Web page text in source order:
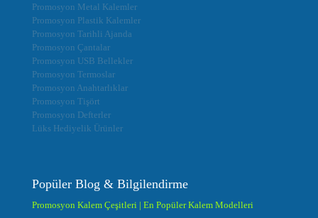
Promosyon Metal Kalemler
Promosyon Plastik Kalemler
Promosyon Tarihli Ajanda
Promosyon Çantalar
Promosyon USB Bellekler
Promosyon Termoslar
Promosyon Anahtarlıklar
Promosyon Tişört
Promosyon Defterler
Lüks Hediyelik Ürünler
Popüler Blog & Bilgilendirme
Promosyon Kalem Çeşitleri | En Popüler Kalem Modelleri